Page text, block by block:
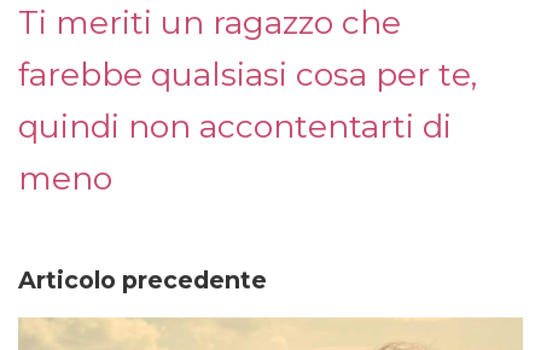
Ti meriti un ragazzo che
farebbe qualsiasi cosa per te,
quindi non accontentarti di
meno
Articolo precedente